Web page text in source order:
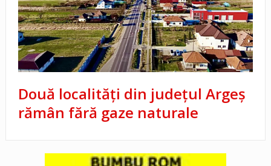
Două localități din județul Argeș
rămân fără gaze naturale